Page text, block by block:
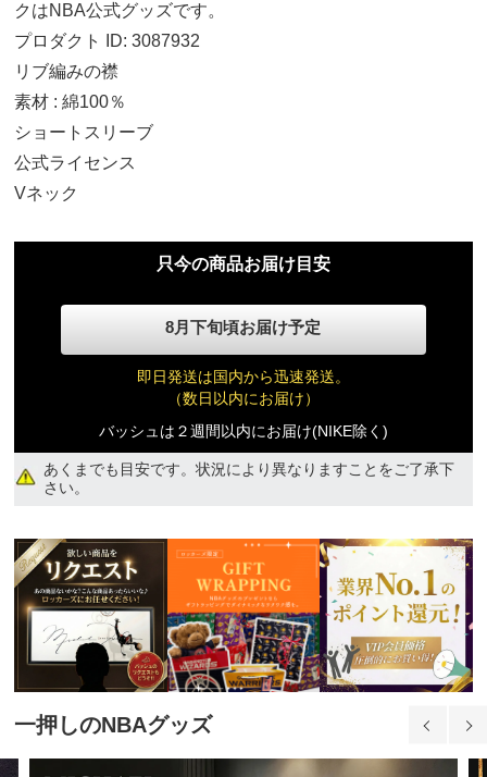
クはNBA公式グッズです。
プロダクト ID: 3087932
リブ編みの襟
素材 : 綿100％
ショートスリーブ
公式ライセンス
Vネック
只今の商品お届け目安
8月下旬頃お届け予定
即日発送は国内から迅速発送。
（数日以内にお届け）
バッシュは２週間以内にお届け(NIKE除く)
あくまでも目安です。状況により異なりますことをご了承下
さい。
一押しのNBAグッズ
10,400円(税込)
10,400円(税込)
XL